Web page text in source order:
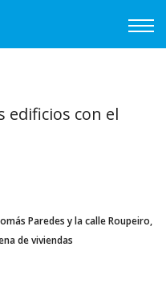
edificios con el
Paredes y la calle Roupeiro,
de viviendas